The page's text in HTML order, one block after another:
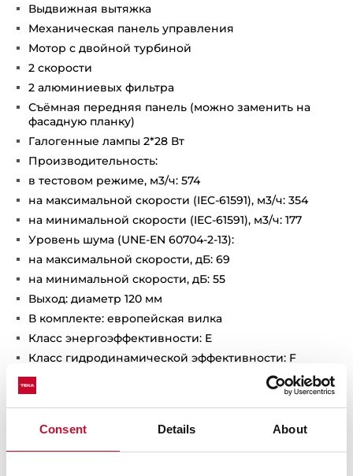
Consent Details About
Выдвижная вытяжка
Механическая панель управления
Мотор с двойной турбиной
2 скорости
2 алюминиевых фильтра
Съёмная передняя панель (можно заменить на
фасадную планку)
Галогенные лампы 2*28 Вт
Производительность:
в тестовом режиме, м3/ч: 574
на максимальной скорости (IEC-61591), м3/ч: 354
на минимальной скорости (IEC-61591), м3/ч: 177
Уровень шума (UNE-EN 60704-2-13):
на максимальной скорости, дБ: 69
на минимальной скорости, дБ: 55
Выход: диаметр 120 мм
В комплекте: европейская вилка
Класс энергоэффективности: E
Класс гидродинамической эффективности: F
Класс эффективности освещения: G
Класс эффективности фильтрации жира: D
Сделано в Португалии
Для использования в режиме рециркуляции